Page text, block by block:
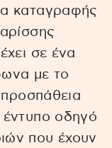
καταγραφής
σε ένα
με το
προσπάθεια
οδηγό
που έχουν